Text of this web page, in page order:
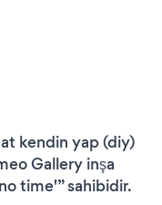
kendin yap (diy)
Gallery inşa
time'” sahibidir.